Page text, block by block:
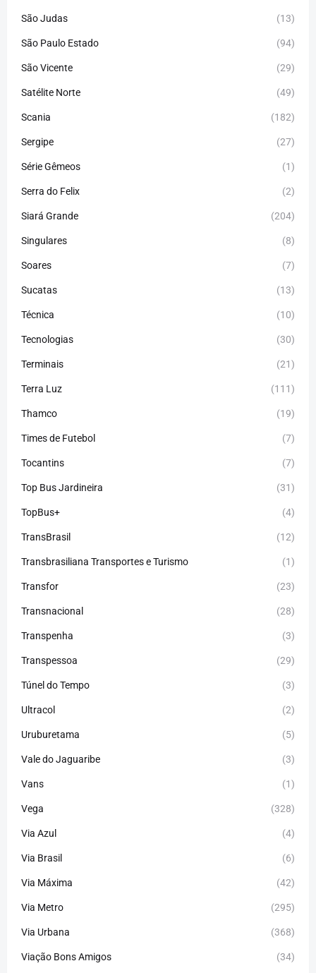
São Judas (13)
São Paulo Estado (94)
São Vicente (29)
Satélite Norte (49)
Scania (182)
Sergipe (27)
Série Gêmeos (1)
Serra do Felix (2)
Siará Grande (204)
Singulares (8)
Soares (7)
Sucatas (13)
Técnica (10)
Tecnologias (30)
Terminais (21)
Terra Luz (111)
Thamco (19)
Times de Futebol (7)
Tocantins (7)
Top Bus Jardineira (31)
TopBus+ (4)
TransBrasil (12)
Transbrasiliana Transportes e Turismo (1)
Transfor (23)
Transnacional (28)
Transpenha (3)
Transpessoa (29)
Túnel do Tempo (3)
Ultracol (2)
Uruburetama (5)
Vale do Jaguaribe (3)
Vans (1)
Vega (328)
Via Azul (4)
Via Brasil (6)
Via Máxima (42)
Via Metro (295)
Via Urbana (368)
Viação Bons Amigos (34)